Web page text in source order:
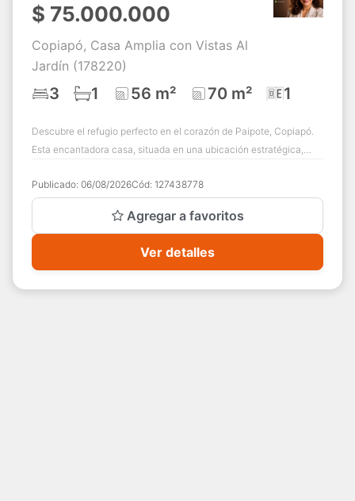
$ 75.000.000
Copiapó, Casa Amplia con Vistas Al
Jardín (178220)
3 1 56 m² 70 m² 1
Descubre el refugio perfecto en el corazón de Paipote, Copiapó.
Esta encantadora casa, situada en una ubicación estratégica,
Publicado: 06/08/2026Cód: 127438778
Agregar a favoritos
Ver detalles